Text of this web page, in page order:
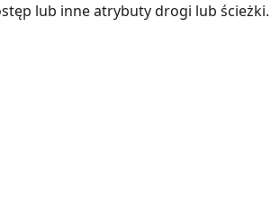
lub inne atrybuty drogi lub ścieżki.